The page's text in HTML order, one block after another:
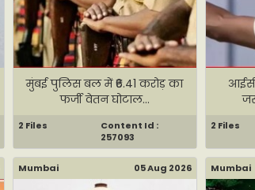
मुंबई पुलिस बल में ₹6.41 करोड़ का
फर्जी वेतन घोटाल...
2 Files
Content Id :
257093
2 Files
Mumbai 05 Aug 2026 Mumbai